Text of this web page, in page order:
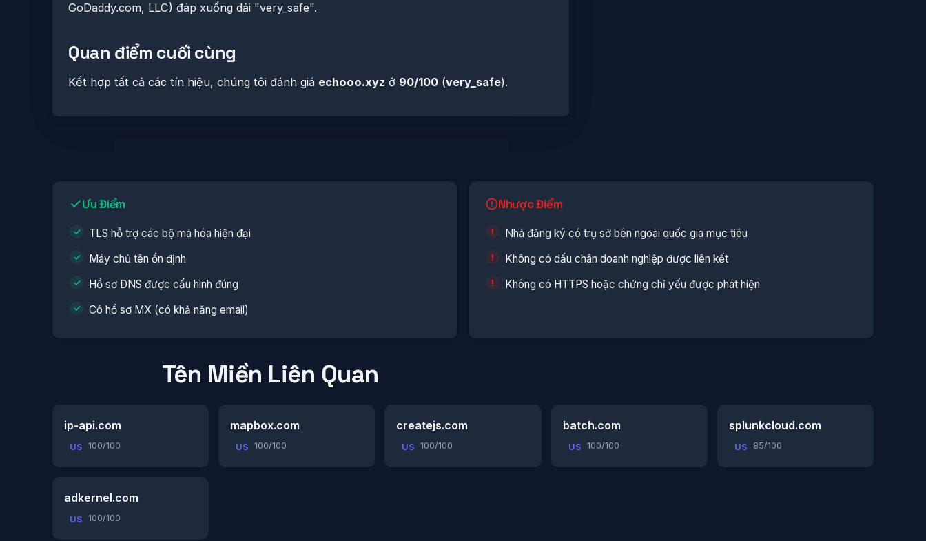
GoDaddy.com, LLC) đáp xuống dải "very_safe".
Quan điểm cuối cùng
Kết hợp tất cả các tín hiệu, chúng tôi đánh giá echooo.xyz ở 90/100 (very_safe).
Ưu Điểm
TLS hỗ trợ các bộ mã hóa hiện đại
Máy chủ tên ổn định
Hồ sơ DNS được cấu hình đúng
Có hồ sơ MX (có khả năng email)
Nhược Điểm
Nhà đăng ký có trụ sở bên ngoài quốc gia mục tiêu
Không có dấu chân doanh nghiệp được liên kết
Không có HTTPS hoặc chứng chỉ yếu được phát hiện
Tên Miền Liên Quan
ip-api.com
US 100/100
mapbox.com
US 100/100
createjs.com
US 100/100
batch.com
US 100/100
splunkcloud.com
US 85/100
adkernel.com
US 100/100